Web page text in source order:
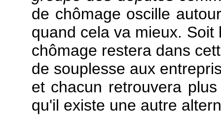
de chômage oscille
quand cela va mieux. Soit
chômage restera dans
de souplesse aux
et chacun retrouvera
qu'il existe une autre